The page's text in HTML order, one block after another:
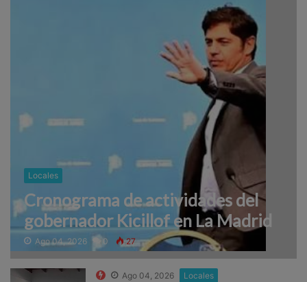
Locales
Cronograma de actividades del
gobernador Kicillof en La Madrid
Ago 04, 2026 0 27
Ago 04, 2026 Locales